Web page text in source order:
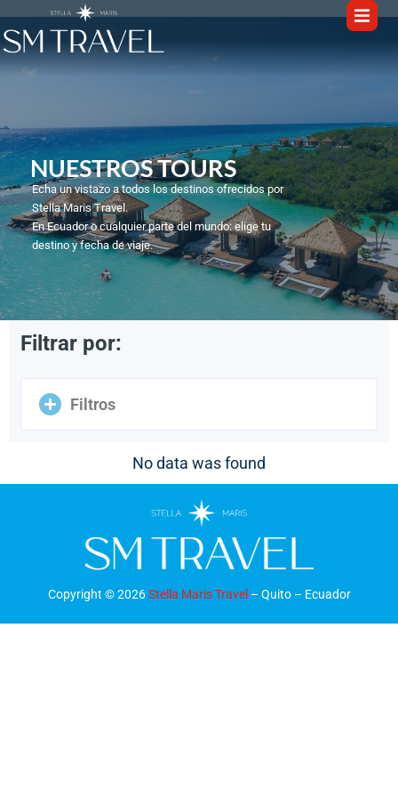
NUESTROS TOURS​
Echa un vistazo a todos los destinos ofrecidos por
Stella Maris Travel.
En Ecuador o cualquier parte del mundo: elige tu
destino y fecha de viaje.
Filtrar por:
Filtros
No data was found
Copyright ©2026 Stella Maris Travel – Quito – Ecuador